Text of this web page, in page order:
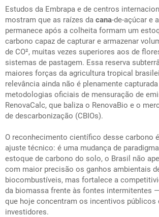
Estudos da Embrapa e de centros
mostram que as raízes da cana-de-açúcar e
permanece após a colheita formam um
carbono capaz de capturar e armazenar
de CO², muitas vezes superiores aos de
sistemas de pastagem. Essa reserva
maiores forças da agricultura tropical
relevância ainda não é plenamente
metodologias oficiais de mensuração de
RenovaCalc, que baliza o RenovaBio e o
de descarbonização (CBIOs).
O reconhecimento científico desse carbono
ajuste técnico: é uma mudança de
estoque de carbono do solo, o Brasil não
com maior precisão os ganhos ambientais
biocombustíveis, mas fortalece a
da biomassa frente às fontes intermitentes
que hoje concentram os incentivos públicos
investidores.